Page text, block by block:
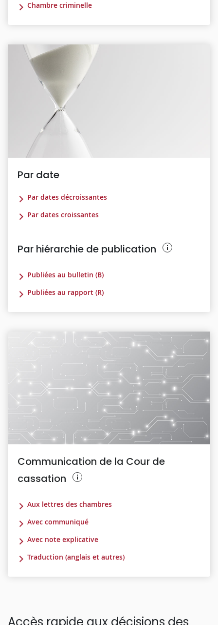
Chambre criminelle
Par date
Par dates décroissantes
Par dates croissantes
Par hiérarchie de publication
Publiées au bulletin (B)
Publiées au rapport (R)
Communication de la Cour de
cassation
Aux lettres des chambres
Avec communiqué
Avec note explicative
Traduction (anglais et autres)
Accès rapide aux décisions des